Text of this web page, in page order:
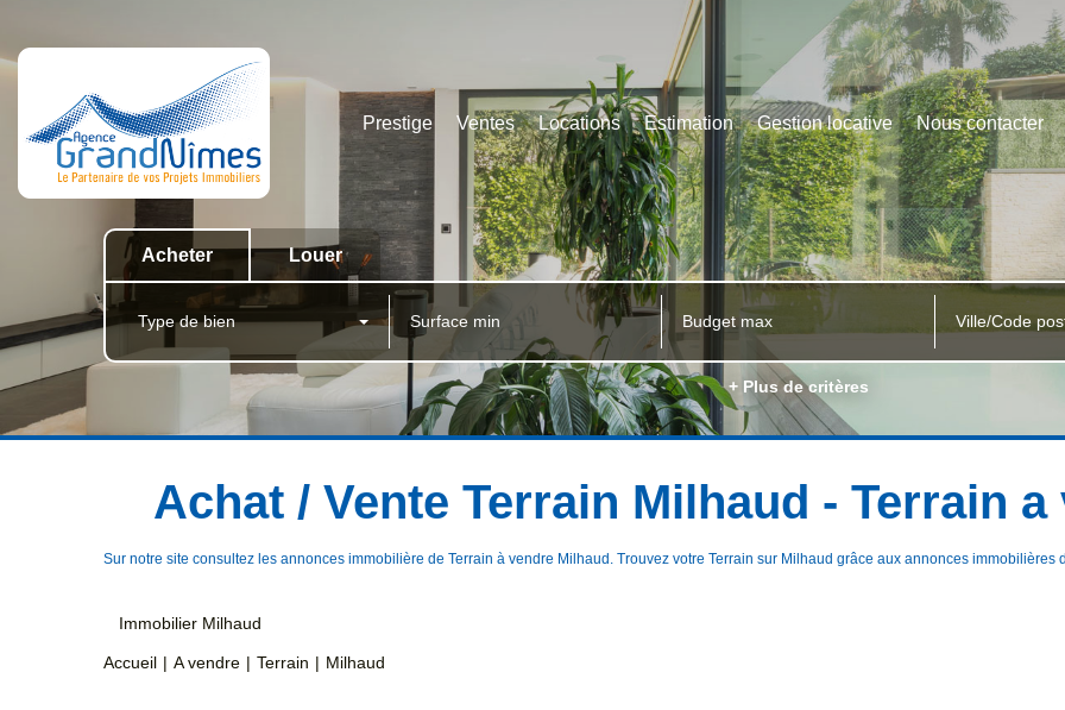
Prestige Ventes Locations Estimation Gestion locative Nous contacter
Acheter Louer
Type de bien Ville/Code
+ Plus de critères
Achat / Vente Terrain Milhaud - Terrain
Sur notre site consultez les annonces immobilière de Terrain à vendre Milhaud. Trouvez votre Terrain sur Milhaud grâce aux annonces immobilières
Immobilier Milhaud
Accueil A vendre Terrain Milhaud